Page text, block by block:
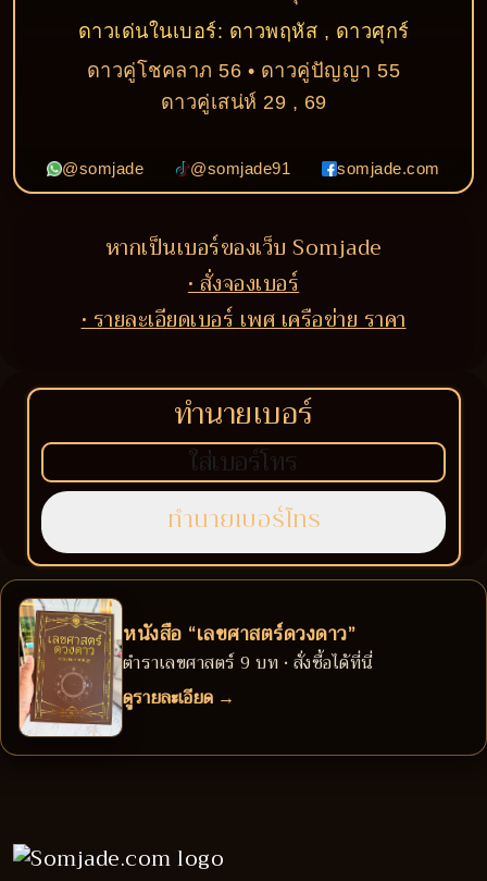
ดาวเด่นในเบอร์: ดาวพฤหัส , ดาวศุกร์
ดาวคู่โชคลาภ 56 • ดาวคู่ปัญญา 55
ดาวคู่เสน่ห์ 29 , 69
@somjade @somjade91 somjade.com
หากเป็นเบอร์ของเว็บ Somjade
• สั่งจองเบอร์
• รายละเอียดเบอร์ เพศ เครือข่าย ราคา
ทำนายเบอร์
หนังสือ “เลขศาสตร์ดวงดาว”
ตำราเลขศาสตร์ 9 บท • สั่งซื้อได้ที่นี่
ดูรายละเอียด →